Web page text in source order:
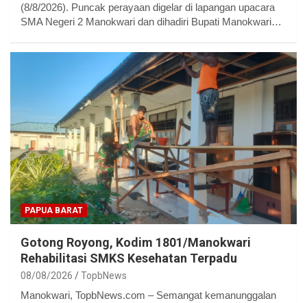
(8/8/2026). Puncak perayaan digelar di lapangan upacara
SMA Negeri 2 Manokwari dan dihadiri Bupati Manokwari…
PAPUA BARAT
Gotong Royong, Kodim 1801/Manokwari
Rehabilitasi SMKS Kesehatan Terpadu
08/08/2026 TopbNews
Manokwari, TopbNews.com – Semangat kemanunggalan